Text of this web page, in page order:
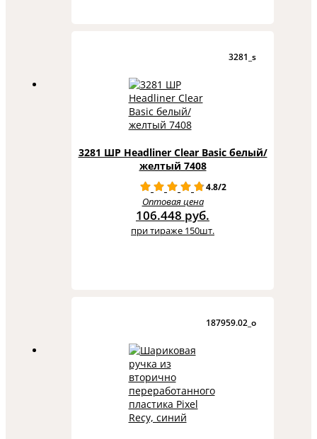
3281_s
3281 ШР Headliner Clear Basic белый/
желтый 7408
4.8/2
Оптовая цена
106.448 руб.
при тираже 150шт.
187959.02_o